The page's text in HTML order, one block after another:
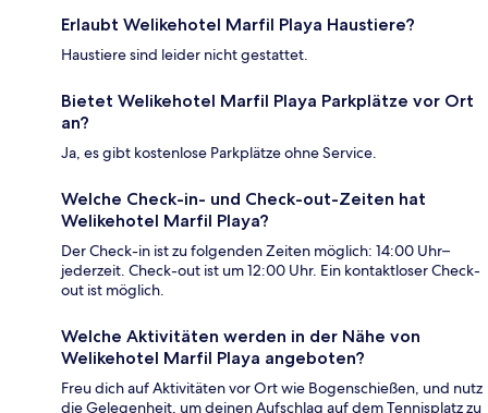
Erlaubt Welikehotel Marfil Playa Haustiere?
Haustiere sind leider nicht gestattet.
Bietet Welikehotel Marfil Playa Parkplätze vor Ort
an?
Ja, es gibt kostenlose Parkplätze ohne Service.
Welche Check-in- und Check-out-Zeiten hat
Welikehotel Marfil Playa?
Der Check-in ist zu folgenden Zeiten möglich: 14:00 Uhr–
jederzeit. Check-out ist um 12:00 Uhr. Ein kontaktloser Check-
out ist möglich.
Welche Aktivitäten werden in der Nähe von
Welikehotel Marfil Playa angeboten?
Freu dich auf Aktivitäten vor Ort wie Bogenschießen, und nutz
die Gelegenheit, um deinen Aufschlag auf dem Tennisplatz zu